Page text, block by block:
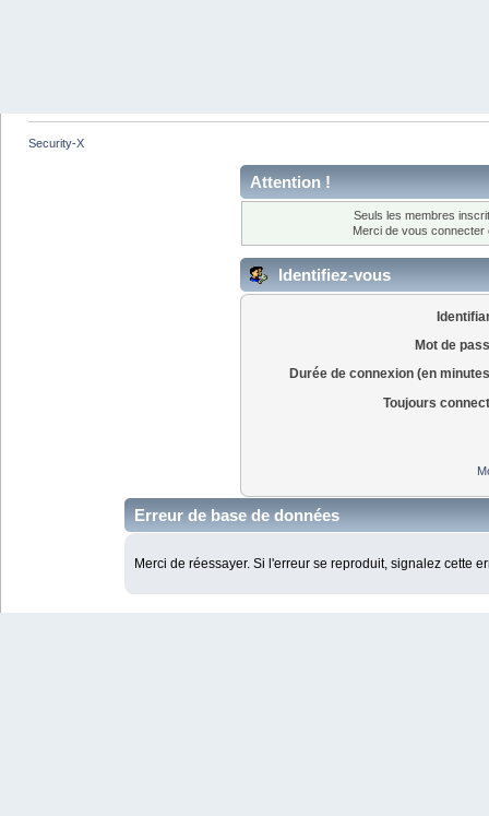
Security-X
Attention !
Seuls les membres
Merci de vous
Identifiez-vous
Mot de
Durée de connexion (en
Toujours
Erreur de base de données
Merci de réessayer. Si l'erreur se reproduit, signalez cette